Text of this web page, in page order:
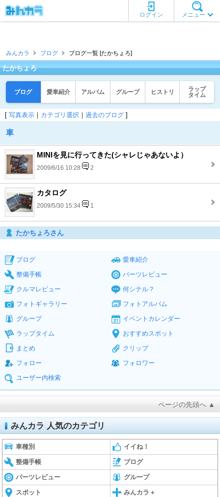
メニュー
ログイン
みんカラ ブログ ブログ一覧 [たかちょろ]
たかちょろ
ブログ 愛車紹介 アルバム グループ ヒストリ
ラップ
タイム
[ 写真表示 ｜ カテゴリ選択 ｜ 過去のブログ ]
車
MINIを見に行ってきた(シャレじゃあないよ）
2009/6/16 10:28 2
カタログ
2009/5/30 15:34 1
たかちょろさん
ブログ
愛車紹介
整備手帳
パーツレビュー
クルマレビュー
何シテル？
フォトギャラリー
フォトアルバム
グループ
イベントカレンダー
ラップタイム
おすすめスポット
まとめ
クリップ
フォロー
フォロワー
ユーザー内検索
ページの先頭へ ▲
みんカラ 人気のカテゴリ
車種別 イイね！
整備手帳 ブログ
パーツレビュー グループ
スポット みんカラ＋